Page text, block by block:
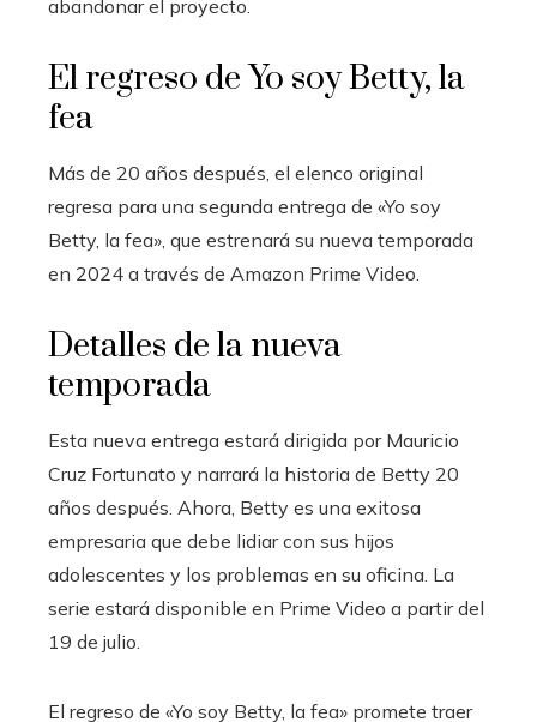
abandonar el proyecto.
El regreso de Yo soy Betty, la
fea
Más de 20 años después, el elenco original
regresa para una segunda entrega de «Yo soy
Betty, la fea», que estrenará su nueva temporada
en 2024 a través de Amazon Prime Video.
Detalles de la nueva
temporada
Esta nueva entrega estará dirigida por Mauricio
Cruz Fortunato y narrará la historia de Betty 20
años después. Ahora, Betty es una exitosa
empresaria que debe lidiar con sus hijos
adolescentes y los problemas en su oficina. La
serie estará disponible en Prime Video a partir del
19 de julio.
El regreso de «Yo soy Betty, la fea» promete traer